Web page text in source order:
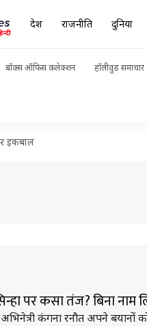
देश राजनीति दुनिया
बॉक्स ऑफिस कलेक्शन हॉलीवुड समाचार
इकबाल
पर कसा तंज? बिना नाम
कंगना रनौत अपने बयानों